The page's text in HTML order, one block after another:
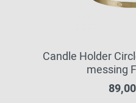
Candle Holder
messing